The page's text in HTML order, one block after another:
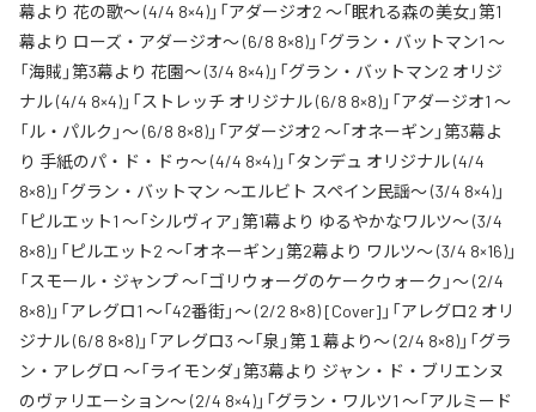
幕より 花の歌～ (4/4 8×4)」「アダージオ2 ～「眠れる森の美女」第1
幕より ローズ・アダージオ～ (6/8 8×8)」「グラン・バットマン1 ～
「海賊」第3幕より 花園～ (3/4 8×4)」「グラン・バットマン2 オリジ
ナル (4/4 8×4)」「ストレッチ オリジナル (6/8 8×8)」「アダージオ1 ～
「ル・パルク」～ (6/8 8×8)」「アダージオ2 ～「オネーギン」第3幕よ
り 手紙のパ・ド・ドゥ～ (4/4 8×4)」「タンデュ オリジナル (4/4
8×8)」「グラン・バットマン ～エルビト スペイン民謡～ (3/4 8×4)」
「ピルエット1 ～「シルヴィア」第1幕より ゆるやかなワルツ～ (3/4
8×8)」「ピルエット2 ～「オネーギン」第2幕より ワルツ～ (3/4 8×16)」
「スモール・ジャンプ ～「ゴリウォーグのケークウォーク」～ (2/4
8×8)」「アレグロ1 ～「42番街」～ (2/2 8×8) [Cover]」「アレグロ2 オリ
ジナル (6/8 8×8)」「アレグロ3 ～「泉」第１幕より～ (2/4 8×8)」「グラ
ン・アレグロ ～「ライモンダ」第3幕より ジャン・ド・ブリエンヌ
のヴァリエーション～ (2/4 8×4)」「グラン・ワルツ1 ～「アルミード